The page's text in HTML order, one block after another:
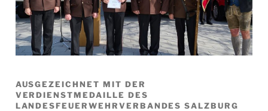
AUSGEZEICHNET MIT DER
VERDIENSTMEDAILLE DES
LANDESFEUERWEHRVERBANDES SALZBURG